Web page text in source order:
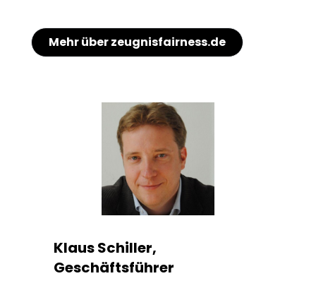
Mehr über zeugnisfairness.de
Klaus Schiller,
Geschäftsführer